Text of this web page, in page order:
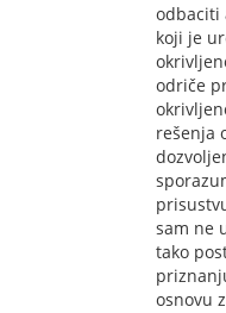
odbaciti
koji je
odriče
rešenja
sam ne
tako
osnovu